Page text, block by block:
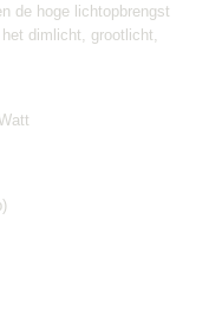
de hoge lichtopbrengst
dimlicht, grootlicht,